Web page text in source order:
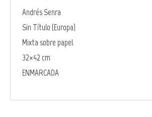
Andrés Senra
Sin Título (Europa)
Mixta sobre papel
32×42 cm
ENMARCADA